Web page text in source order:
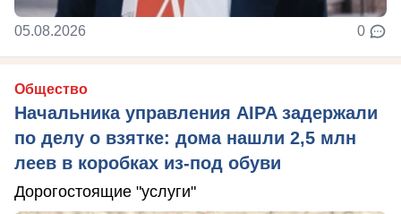
05.08.2026 0
Общество
Начальника управления AIPA задержали
по делу о взятке: дома нашли 2,5 млн
леев в коробках из-под обуви
Дорогостоящие "услуги"